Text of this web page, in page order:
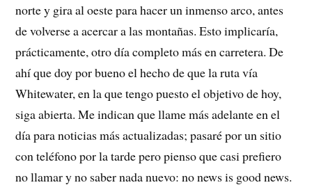
norte y gira al oeste para hacer un inmenso arco, antes
de volverse a acercar a las montañas. Esto implicaría,
prácticamente, otro día completo más en carretera. De
ahí que doy por bueno el hecho de que la ruta vía
Whitewater, en la que tengo puesto el objetivo de hoy,
siga abierta. Me indican que llame más adelante en el
día para noticias más actualizadas; pasaré por un sitio
con teléfono por la tarde pero pienso que casi prefiero
no llamar y no saber nada nuevo: no news is good news.